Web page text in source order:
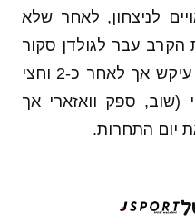
לניצחון, לאחר שלא
בתום 4 דקות הקרב עבר לגולדן סקור
שם שני היריבים הציגו קרב עיקש אך לאחר כ-2 וחצי
(שוב, ספק וואזארי אך
יום התחרות.